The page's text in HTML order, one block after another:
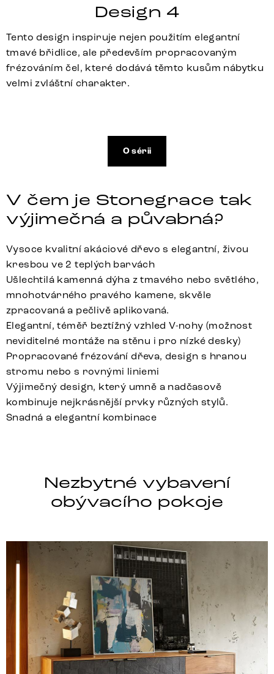
Design 4
Tento design inspiruje nejen použitím elegantní
tmavé břidlice, ale především propracovaným
frézováním čel, které dodává těmto kusům nábytku
velmi zvláštní charakter.
O sérii
V čem je Stonegrace tak
výjimečná a půvabná?
Vysoce kvalitní akáciové dřevo s elegantní, živou
kresbou ve 2 teplých barvách
Ušlechtilá kamenná dýha z tmavého nebo světlého,
mnohotvárného pravého kamene, skvěle
zpracovaná a pečlivě aplikovaná.
Elegantní, téměř beztížný vzhled V-nohy (možnost
neviditelné montáže na stěnu i pro nízké desky)
Propracované frézování dřeva, design s hranou
stromu nebo s rovnými liniemi
Výjimečný design, který umně a nadčasově
kombinuje nejkrásnější prvky různých stylů.
Snadná a elegantní kombinace
Nezbytné vybavení
obývacího pokoje